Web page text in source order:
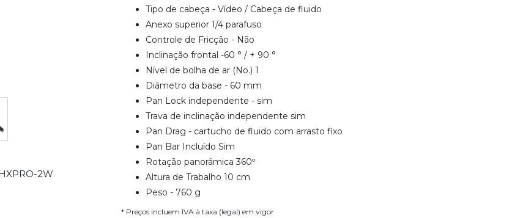
2W
Tipo de cabeça - Vídeo / Cabeça de fluido
Anexo superior 1/4 parafuso
Controle de Fricção - Não
Inclinação frontal -60 ° / + 90 °
Nível de bolha de ar (No.) 1
Diâmetro da base - 60 mm
Pan Lock independente - sim
Trava de inclinação independente sim
Pan Drag - cartucho de fluido com arrasto fixo
Pan Bar Incluído Sim
Rotação panorâmica 360º
Altura de Trabalho 10 cm
Peso - 760 g
* Preços incluem IVA à taxa (legal) em vigor